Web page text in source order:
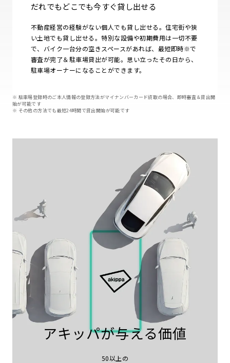
だれでもどこでも今すぐ貸し出せる
不動産経営の経験がない個人でも貸し出せる。住宅街や狭
い土地でも貸し出せる。特別な設備や初期費用は一切不要
で、バイク一台分の空きスペースがあれば、最短即時※で
審査が完了＆駐車場貸出が可能。思い立ったその日から、
駐車場オーナーになることができます。
※ 駐車場登録時のご本人情報の登録方法がマイナンバーカード読取の場合、即時審査＆貸出開
始が可能です
※ その他の方法でも最短24時間で貸出開始が可能です
アキッパが与える価値
50以上の